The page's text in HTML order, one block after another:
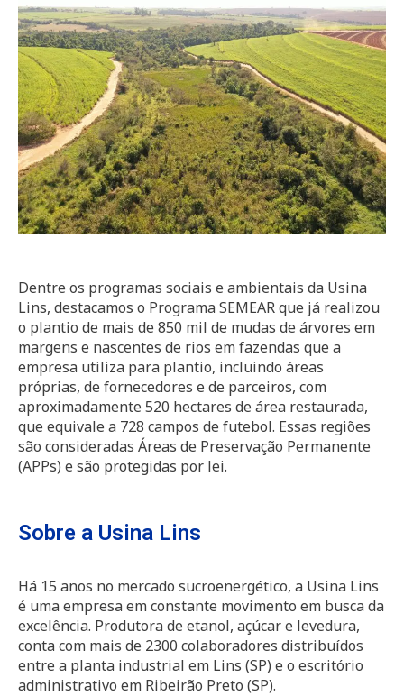
Dentre os programas sociais e ambientais da Usina
Lins, destacamos o Programa SEMEAR que já realizou
o plantio de mais de 850 mil de mudas de árvores em
margens e nascentes de rios em fazendas que a
empresa utiliza para plantio, incluindo áreas
próprias, de fornecedores e de parceiros, com
aproximadamente 520 hectares de área restaurada,
que equivale a 728 campos de futebol. Essas regiões
são consideradas Áreas de Preservação Permanente
(APPs) e são protegidas por lei.
Sobre a Usina Lins
Há 15 anos no mercado sucroenergético, a Usina Lins
é uma empresa em constante movimento em busca da
excelência. Produtora de etanol, açúcar e levedura,
conta com mais de 2300 colaboradores distribuídos
entre a planta industrial em Lins (SP) e o escritório
administrativo em Ribeirão Preto (SP).